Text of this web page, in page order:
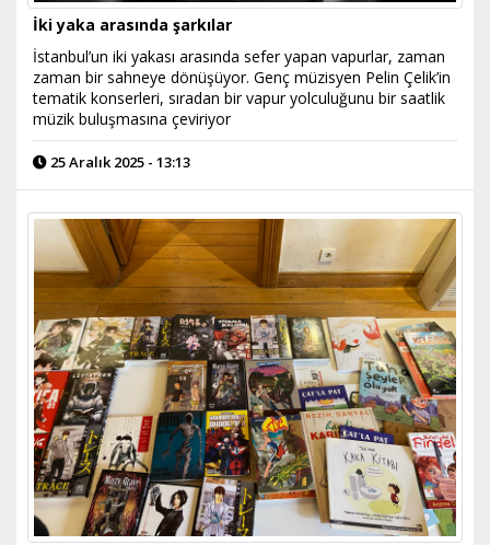
İki yaka arasında şarkılar
İstanbul’un iki yakası arasında sefer yapan vapurlar, zaman
zaman bir sahneye dönüşüyor. Genç müzisyen Pelin Çelik’in
tematik konserleri, sıradan bir vapur yolculuğunu bir saatlik
müzik buluşmasına çeviriyor
25 Aralık 2025 - 13:13